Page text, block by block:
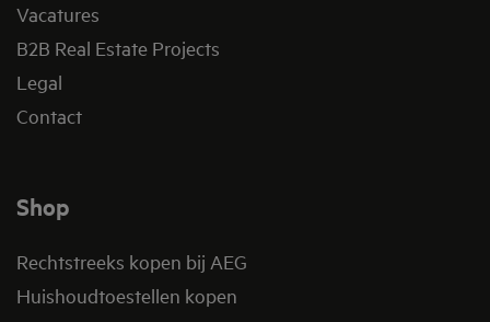
Vacatures
B2B Real Estate Projects
Legal
Contact
Shop
Rechtstreeks kopen bij AEG
Huishoudtoestellen kopen